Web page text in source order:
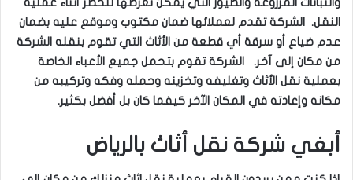
النقل. الشركة تقدم لعملائها ضمان مكتوب وموقع عليه بضمان
عدم ضياع أو سرقة أي قطعة من الأثاث التي تقوم بنقله الشركة
من مكان إلى آخر. الشركة تقوم بتحمل جميع الأعباء الخاصة
بعملية نقل الأثاث وتغليفه وتخزينه وحمله وفكه وتركيبه من
مكانه وإعادته في المكان الآخر كيفما كان بل أفضل بكثير.
أبغي شركة نقل أثاث بالرياض